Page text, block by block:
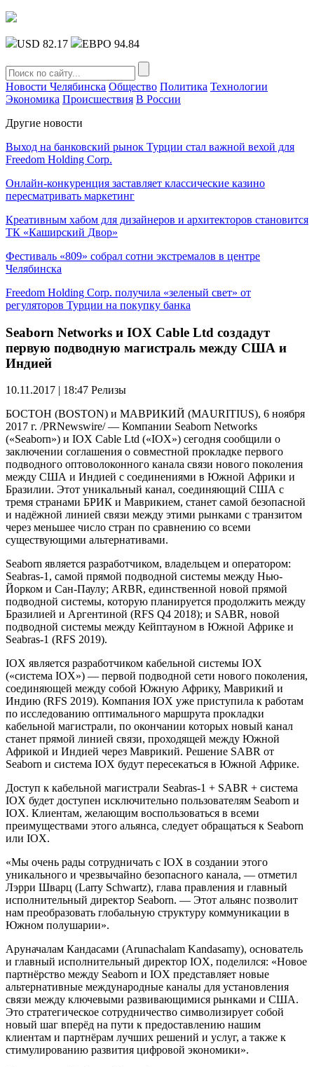
USD 82.17 ЕВРО 94.84
Новости Челябинска Общество Политика Технологии
Экономика Происшествия В России
Другие новости
Выход на банковский рынок Турции стал важной вехой для
Freedom Holding Corp.
Онлайн-конкуренция заставляет классические казино
пересматривать маркетинг
Креативным хабом для дизайнеров и архитекторов становится
ТК «Каширский Двор»
Фестиваль «809» собрал сотни экстремалов в центре
Челябинска
Freedom Holding Corp. получила «зеленый свет» от
регуляторов Турции на покупку банка
Seaborn Networks и IOX Cable Ltd создадут
первую подводную магистраль между США и
Индией
10.11.2017 | 18:47 Релизы
БОСТОН (BOSTON) и МАВРИКИЙ (MAURITIUS), 6 ноября
2017 г. /PRNewswire/ — Компании Seaborn Networks
(«Seaborn») и IOX Cable Ltd («IOX») сегодня сообщили о
заключении соглашения о совместной прокладке первого
подводного оптоволоконного канала связи нового поколения
между США и Индией с соединениями в Южной Африки и
Бразилии. Этот уникальный канал, соединяющий США с
тремя странами БРИК и Маврикием, станет самой безопасной
и надёжной линией связи между этими рынками с транзитом
через меньшее число стран по сравнению со всеми
существующими альтернативами.
Seaborn является разработчиком, владельцем и оператором:
Seabras-1, самой прямой подводной системы между Нью-
Йорком и Сан-Паулу; ARBR, единственной новой прямой
подводной системы, которую планируется продолжить между
Бразилией и Аргентиной (RFS Q4 2018); и SABR, новой
подводной системы между Кейптауном в Южной Африке и
Seabras-1 (RFS 2019).
IOX является разработчиком кабельной системы IOX
(«система IOX») — первой подводной сети нового поколения,
соединяющей между собой Южную Африку, Маврикий и
Индию (RFS 2019). Компания IOX уже приступила к работам
по исследованию оптимального маршрута прокладки
кабельной магистрали, по окончании которых новый канал
станет прямой линией связи, проходящей между Южной
Африкой и Индией через Маврикий. Решение SABR от
Seaborn и система IOX будут пересекаться в Южной Африке.
Доступ к кабельной магистрали Seabras-1 + SABR + система
IOX будет доступен исключительно пользователям Seaborn и
IOX. Клиентам, желающим воспользоваться в всеми
преимуществами этого альянса, следует обращаться к Seaborn
или IOX.
«Мы очень рады сотрудничать с IOX в создании этого
уникального и чрезвычайно безопасного канала, — отметил
Лэрри Шварц (Larry Schwartz), глава правления и главный
исполнительный директор Seaborn. — Этот альянс позволит
нам преобразовать глобальную структуру коммуникации в
Южном полушарии».
Аруначалам Кандасами (Arunachalam Kandasamy), основатель
и главный исполнительный директор IOX, поделился: «Новое
партнёрство между Seaborn и IOX представляет новые
альтернативные международные каналы для установления
связи между ключевыми развивающимися рынками и США.
Это стратегическое сотрудничество символизирует собой
новый шаг вперёд на пути к предоставлению нашим
клиентам и партнёрам лучших решений и услуг, а также к
стимулированию развития цифровой экономики».